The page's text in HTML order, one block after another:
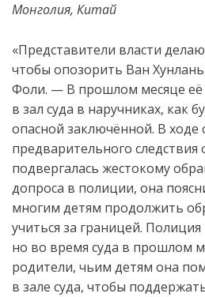
Монголия, Китай
«Представители власти
чтобы опозорить Ван
Фоли. — В прошлом месяце её
в зал суда в наручниках, как
опасной заключённой. В ходе
предварительного
подвергалась жестокому
допроса в полиции, она
многим детям продолжить
учиться за границей. Полиция
но во время суда в прошлом
родители, чьим детям она
в зале суда, чтобы